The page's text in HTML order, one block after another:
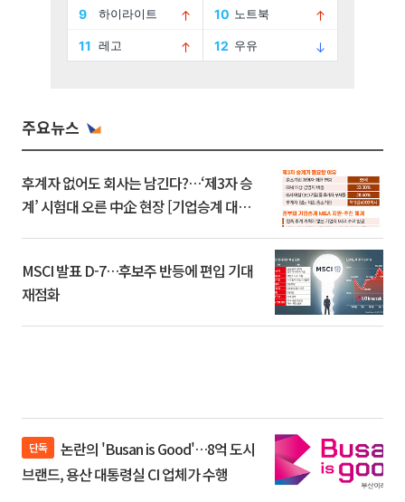
주요뉴스
후계자 없어도 회사는 남긴다?…‘제3자 승
계’ 시험대 오른 中企 현장 [기업승계 대전
MSCI 발표 D-7…후보주 반등에 편입 기대
재점화
단독
브랜드, 용산 대통령실 CI 업체가 수행